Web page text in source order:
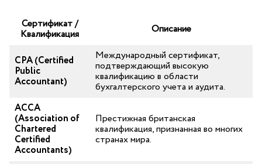
Сертификат ‌/
⁤Квалификация Описание
CPA (Certified
Public
Accountant)
Международный сертификат,
подтверждающий высокую
квалификацию в ‌области
бухгалтерского учета и аудита.
ACCA
(Association of
Chartered
Certified
Accountants)
Престижная британская
квалификация, признанная во ⁣многих
странах мира.